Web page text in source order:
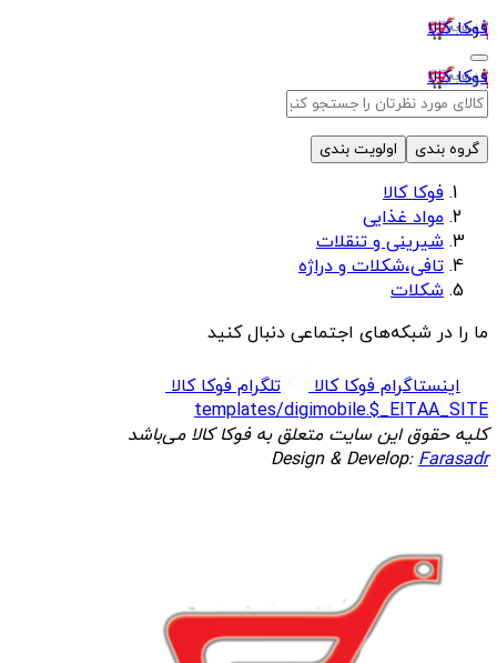
فوکا کالا
فوکا کالا
گروه بندی اولویت بندی
فوکا کالا
مواد غذایی
شیرینی و تنقلات
تافی،شکلات و دراژه
شکلات
ما را در شبکه‌های اجتماعی دنبال کنید
اینستاگرام فوکا کالا
تلگرام فوکا کالا
templates/digimobile.$_EITAA_SITE
کلیه حقوق این سایت متعلق به فوکا کالا می‌باشد
Design & Develop:Farasadr